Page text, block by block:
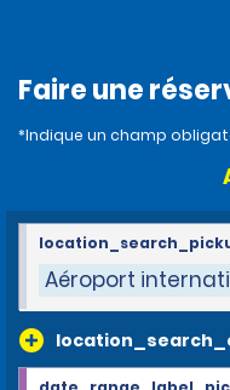
Faire une
*Indique un champ
Aéroport